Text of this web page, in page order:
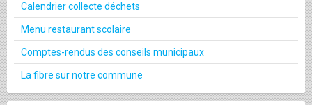
Calendrier collecte déchets
Menu restaurant scolaire
Comptes-rendus des conseils municipaux
La fibre sur notre commune